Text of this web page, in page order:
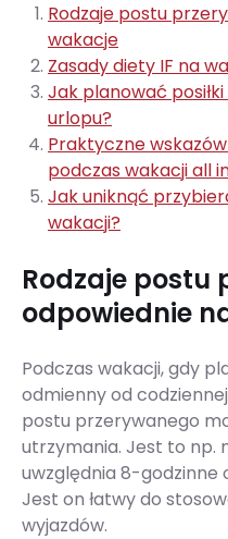
Rodzaje postu
wakacje
Zasady diety IF na
Jak planować
urlopu?
Praktyczne
podczas wakacji all
Jak uniknąć
wakacji?
Rodzaje postu
odpowiednie
Podczas wakacji, gdy
odmienny od
postu przerywanego
utrzymania. Jest to np.
uwzględnia 8-godzinne
Jest on łatwy do
wyjazdów.